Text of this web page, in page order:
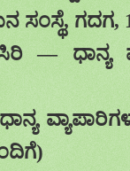
ಸಂಸ್ಥೆ, ಗದಗ,
ಸಿರಿ—
ಧಾನ್ಯ
ಧಾನ್ಯ